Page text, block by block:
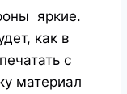
яркие.
как в
с
материал